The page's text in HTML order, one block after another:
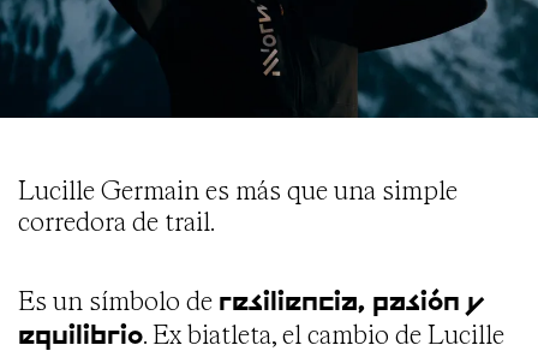
Lucille Germain es más que una simple
corredora de trail.
Es un símbolo de resiliencia, pasión y
equilibrio. Ex biatleta, el cambio de Lucille